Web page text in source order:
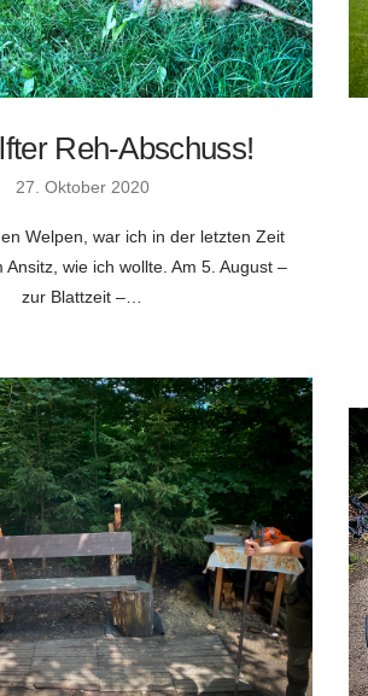
Reh-Abschuss!
27. Oktober 2020
Welpen, war ich in der letzten Zeit
Ansitz, wie ich wollte. Am 5. August –
zur Blattzeit –…